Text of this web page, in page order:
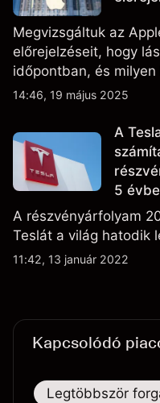
Megvizsgáltuk az
előrejelzéseit, hogy
időpontban, és
a vállalat.
14:46, 19 május 2025
A
5
A részvényárfolyam
Teslát a világ hatodik
11:42, 13 január 2022
Kapcsolódó
Legtöbbször